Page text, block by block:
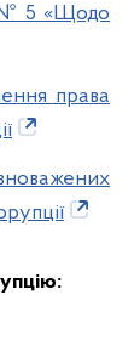
№ 5 «Щодо
права